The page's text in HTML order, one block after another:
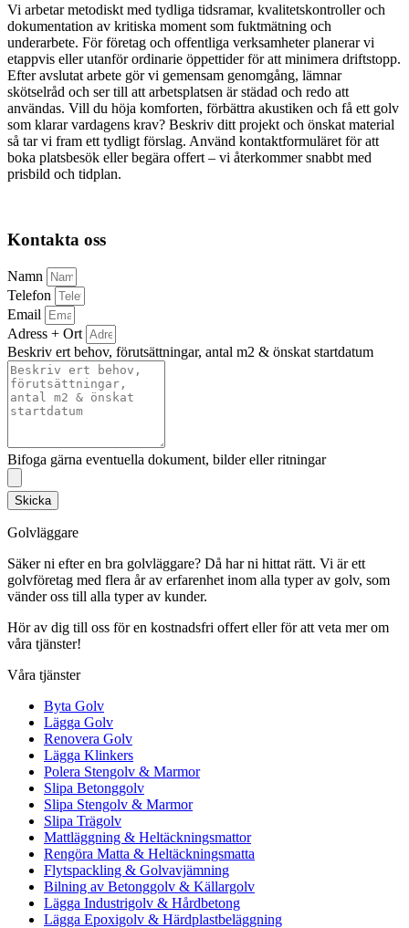
Vi arbetar metodiskt med tydliga tidsramar, kvalitetskontroller och
dokumentation av kritiska moment som fuktmätning och
underarbete. För företag och offentliga verksamheter planerar vi
etappvis eller utanför ordinarie öppettider för att minimera driftstopp.
Efter avslutat arbete gör vi gemensam genomgång, lämnar
skötselråd och ser till att arbetsplatsen är städad och redo att
användas. Vill du höja komforten, förbättra akustiken och få ett golv
som klarar vardagens krav? Beskriv ditt projekt och önskat material
så tar vi fram ett tydligt förslag. Använd kontaktformuläret för att
boka platsbesök eller begära offert – vi återkommer snabbt med
prisbild och tidplan.
Kontakta oss
Namn
Telefon
Email
Adress + Ort
Beskriv ert behov, förutsättningar, antal m2 & önskat startdatum
Bifoga gärna eventuella dokument, bilder eller ritningar
Skicka
Golvläggare
Säker ni efter en bra golvläggare? Då har ni hittat rätt. Vi är ett
golvföretag med flera år av erfarenhet inom alla typer av golv, som
vänder oss till alla typer av kunder.
Hör av dig till oss för en kostnadsfri offert eller för att veta mer om
våra tjänster!
Våra tjänster
Byta Golv
Lägga Golv
Renovera Golv
Lägga Klinkers
Polera Stengolv & Marmor
Slipa Betonggolv
Slipa Stengolv & Marmor
Slipa Trägolv
Mattläggning & Heltäckningsmattor
Rengöra Matta & Heltäckningsmatta
Flytspackling & Golvavjämning
Bilning av Betonggolv & Källargolv
Lägga Industrigolv & Hårdbetong
Lägga Epoxigolv & Härdplastbeläggning